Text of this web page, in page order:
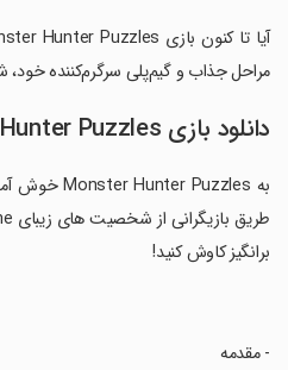
مراحل جذاب و گیم‌پلی سرگرم‌کننده خود،
دانلود بازی Monster Hunter Puzzles
برانگیز کاوش کنید!
‏- مقدمه